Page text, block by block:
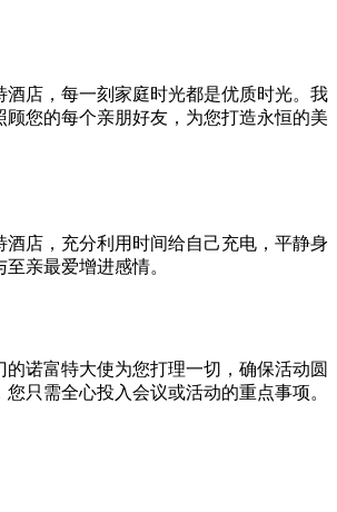
酒店，每一刻家庭时光都是优质时光。我
顾您的每个亲朋好友，为您打造永恒的美
酒店，充分利用时间给自己充电，平静身
至亲最爱增进感情。
的诺富特大使为您打理一切，确保活动圆
您只需全心投入会议或活动的重点事项。